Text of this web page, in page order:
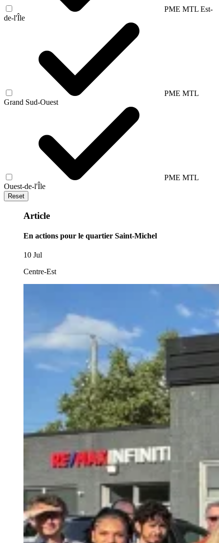
PME MTL Est-
de-l'Île
PME MTL
Grand Sud-Ouest
PME MTL
Ouest-de-l'Île
Reset
Article
En actions pour le quartier Saint-Michel
10 Jul
Centre-Est